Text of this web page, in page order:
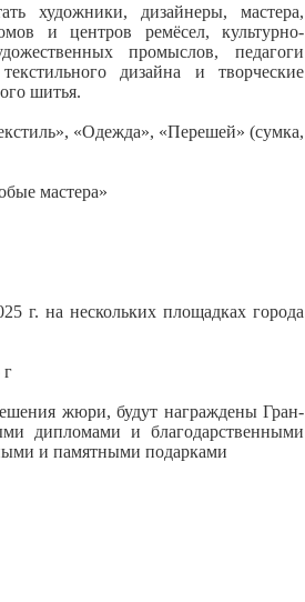
художники, дизайнеры, мастера,
и центров ремёсел, культурно-
промыслов, педагоги
дизайна и творческие
шитья.
«Одежда», «Перешей» (сумка,
мастера»
г. на нескольких площадках города
г
жюри, будут награждены Гран-
дипломами и благодарственными
и памятными подарками